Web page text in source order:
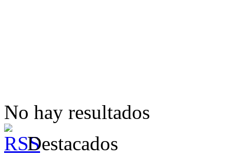
No hay resultados
Destacados